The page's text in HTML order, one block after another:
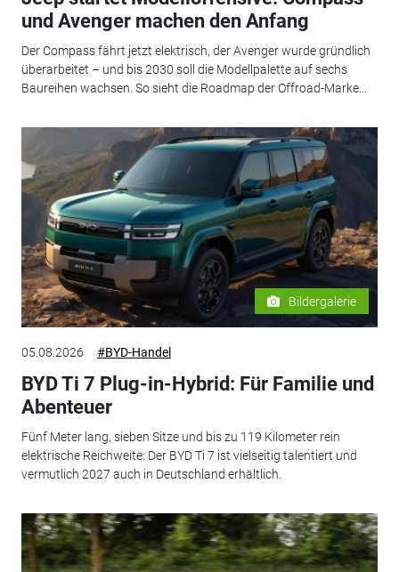
und Avenger machen den Anfang
Der Compass fährt jetzt elektrisch, der Avenger wurde gründlich
überarbeitet – und bis 2030 soll die Modellpalette auf sechs
Baureihen wachsen. So sieht die Roadmap der Offroad-Marke...
Bildergalerie
05.08.2026 #BYD-Handel
BYD Ti 7 Plug-in-Hybrid: Für Familie und
Abenteuer
Fünf Meter lang, sieben Sitze und bis zu 119 Kilometer rein
elektrische Reichweite: Der BYD Ti 7 ist vielseitig talentiert und
vermutlich 2027 auch in Deutschland erhältlich.